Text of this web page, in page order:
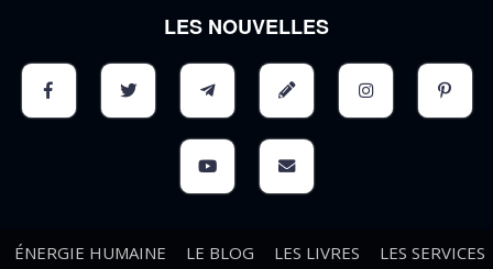
LES NOUVELLES
ÉNERGIE HUMAINE LE BLOG LES LIVRES
LES SERVICES